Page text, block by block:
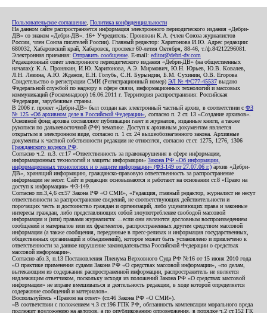
Пользовательское соглашение Политика конфиденциальности
На данном сайте распространяется информация электронного периодического издания «Дебри-
ДВ» со знаком «Дебри-ДВ». 16+ Учредитель: Пронякин К.А. (член Союза журналистов
России, член Союза писателей России). Главный редактор: Харитонова И.Ю. Адрес редакции:
680032, Хабаровский край, Хабаровск, проспект 60-летия Октября, 88-46, т./ф.84212296081.
Электронная приемная: Отправить сообщение . E-mail: editor@debri-dv.com
Редакционный совет электронного периодического издания «Дебри-ДВ» (на общественных
началах): К.А. Пронякин, И.Ю. Харитонова, А.Э. Мирмович, Ю.Н. Юрьев, Ю.В. Ковалев,
Л.Н. Левина, А.Ю. Жданов, Е.Н. Голубь, С.Н. Бурындин, Б.М. Сухинин, О.В. Егорова
Свидетельство о регистрации СМИ (Регистрационный номер) ЭЛ № ФС77-45537 выдано
Федеральной службой по надзору в сфере связи, информационных технологий и массовых
коммуникаций (Роскомнадзор) 16.06.2011 г. Территория распространения: Российская
Федерация, зарубежные страны.
В 2006 г. проект «Дебри-ДВ» был создан как электронный частный архив, в соответствии с ФЗ
№ 125 «Об архивном деле в Российской Федерации» , согласно п. 2 ст. 13 «Создание архивов».
Основной фонд архива составляют публикации газет и журналов, изданные книги, а также
рукописи по дальневосточной (РФ) тематике. Доступ к архивным документам является
открытым в электронном виде, согласно п. 1 ст. 24 вышеобозначенного закона. Архивные
документы к частной собственности редакции не относятся, согласно ст.ст. 1275, 1276, 1306
Гражданского кодекса РФ
Согласно ч.2. п.3. ст.17 «Ответственность за правонарушения в сфере информации,
информационных технологий и защиты информации» Закона РФ «Об информации,
информационных технологиях и о защите информации» (ФЗ-149 от 27.07.06 г.) архив «Дебри-
ДВ», хранящий информацию, гражданско-правовую ответственность за распространение
информации не несет. Сайт и редакция основываются и работают на основании ст.8 «Право на
доступ к информации» ФЗ-149.
Согласно пп.3,4,6 ст.57 Закона РФ «О СМИ», «Редакция, главный редактор, журналист не несут
ответственности за распространение сведений, не соответствующих действительности и
порочащих честь и достоинство граждан и организаций, либо ущемляющих права и законные
интересы граждан, либо представляющих собой злоупотребление свободой массовой
информации и (или) правами журналиста: ...если они являются дословным воспроизведением
сообщений и материалов или их фрагментов, распространенных другим средством массовой
информации (а также сообщения, переданные в пресс-релизах и информация государственных,
общественных организаций и объединений), которое может быть установлено и привлечено к
ответственности за данное нарушение законодательства Российской Федерации о средствах
массовой информации».
Согласно абз.3, п.13 Постановления Пленума Верховного Суда РФ №16 от 15 июня 2010 года
«О практике применения судами Закона РФ «О средствах массовой информации», «по делам,
вытекающим из содержания распространенной информации, распространитель не является
надлежащим ответчиком, поскольку исходя из положений Закона РФ «О средствах массовой
информации» не вправе вмешиваться в деятельность редакции, в ходе которой определяется
содержание сообщений и материалов».
Воспользуйтесь «Правом на ответ» (ст.46 Закона РФ «О СМИ»).
«В соответствии с положением ч.3 ст.196 ГПК РФ, обязанность компенсации морального вреда
подлежит возложению на авторов, а по опубликованию опровержения, в порядке ч.2 ст.152 ГК